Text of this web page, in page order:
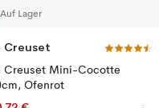
Auf Lager
Creuset
Creuset Mini-Cocotte
Ofenrot